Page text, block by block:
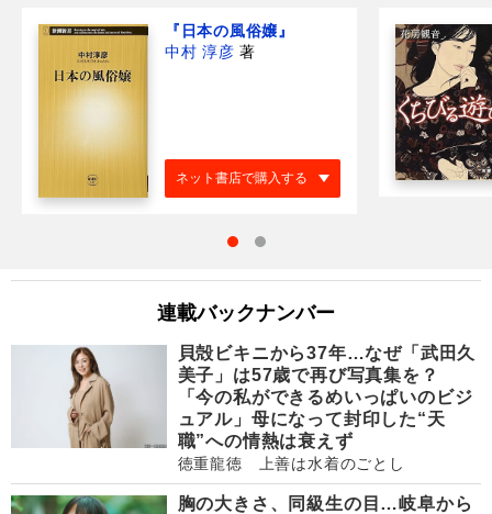
『日本の風俗嬢』
中村 淳彦 著
ネット書店で購入する
連載バックナンバー
貝殻ビキニから37年…なぜ「武田久
美子」は57歳で再び写真集を？
「今の私ができるめいっぱいのビジ
ュアル」母になって封印した“天
職”への情熱は衰えず
徳重龍徳 上善は水着のごとし
胸の大きさ、同級生の目…岐阜から